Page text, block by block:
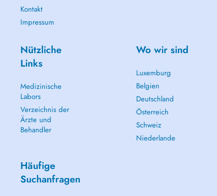
Kontakt
Impressum
Nützliche
Links
Medizinische
Labors
Verzeichnis der
Ärzte und
Behandler
Wo wir sind
Luxemburg
Belgien
Deutschland
Österreich
Schweiz
Niederlande
Häufige
Suchanfragen